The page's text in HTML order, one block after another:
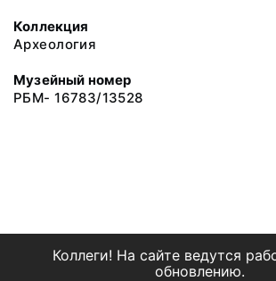
Коллекция
Археология
Музейный номер
РБМ- 16783/13528
Коллеги! На сайте ведутся
обновлению.